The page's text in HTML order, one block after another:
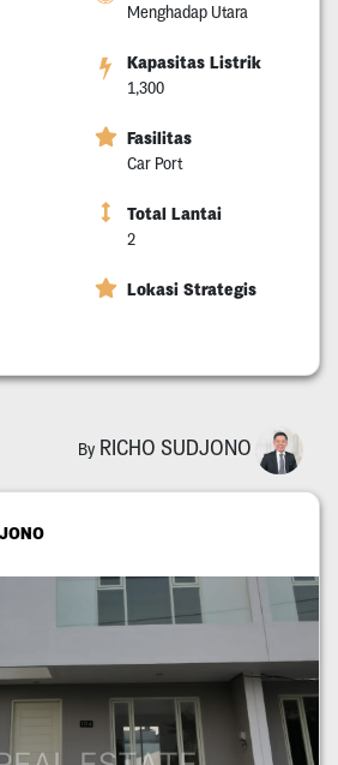
Menghadap Utara
Kapasitas Listrik
1,300
Fasilitas
Car Port
Total Lantai
2
Lokasi Strategis
By RICHO SUDJONO